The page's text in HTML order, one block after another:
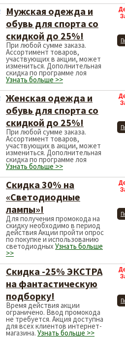
Мужская одежда и
обувь для спорта со
скидкой до 25%!
При любой сумме заказа.
Ассортимент товаров,
участвующих в акции, может
измениться. Дополнительная
скидка по программе лоя
Узнать больше >>
Женская одежда и
обувь для спорта со
скидкой до 25%!
При любой сумме заказа.
Ассортимент товаров,
участвующих в акции, может
измениться. Дополнительная
скидка по программе лоя
Узнать больше >>
Скидка 30% на
«Светодиодные
лампы»!
Для получения промокода на
скидку необходимо в период
действия Акции пройти опрос
по покупке и использованию
светодиодныхУзнать больше
>>
Скидка -25% ЭКСТРА
на фантастическую
подборку!
Время действия акции
ограничено. Ввод промокода
не требуется. Акция доступна
для всех клиентов интернет-
магазина. Узнать больше >>